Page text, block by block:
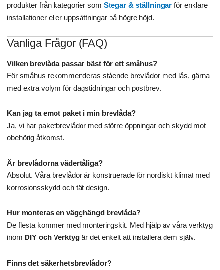
produkter från kategorier som Stegar & ställningar för enklare
installationer eller uppsättningar på högre höjd.
Vanliga Frågor (FAQ)
Vilken brevlåda passar bäst för ett småhus?
För småhus rekommenderas stående brevlådor med lås, gärna
med extra volym för dagstidningar och postbrev.
Kan jag ta emot paket i min brevlåda?
Ja, vi har paketbrevlådor med större öppningar och skydd mot
obehörig åtkomst.
Är brevlådorna vädertåliga?
Absolut. Våra brevlådor är konstruerade för nordiskt klimat med
korrosionsskydd och tät design.
Hur monteras en vägghängd brevlåda?
De flesta kommer med monteringskit. Med hjälp av våra verktyg
inom DIY och Verktyg är det enkelt att installera dem själv.
Finns det säkerhetsbrevlådor?